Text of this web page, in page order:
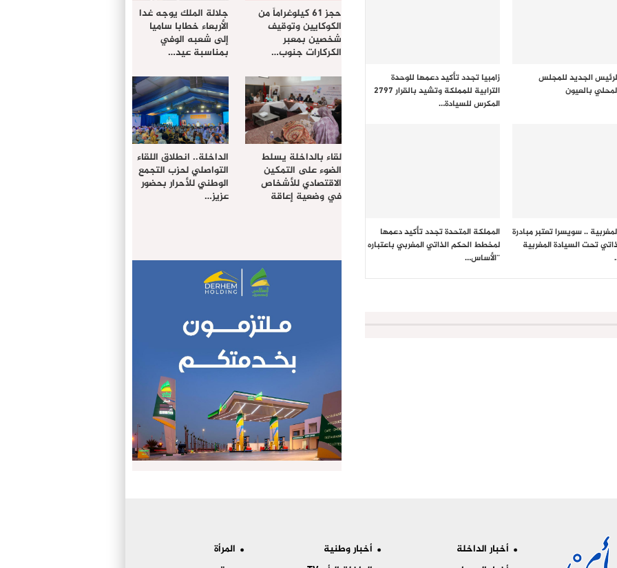
الجديد للمجلس
بالعيون
زامبيا تجدد تأكيد دعمها للوحدة
الترابية للمملكة وتشيد بالقرار 2797
المكرس للسيادة…
.. سويسرا تعتبر مبادرة
تحت السيادة المغربية
المملكة المتحدة تجدد تأكيد دعمها
لمخطط الحكم الذاتي المغربي باعتباره
“الأساس…
حجز 61 كيلوغراماً من
الكوكايين وتوقيف
شخصين بمعبر
الكركارات جنوب…
جلالة الملك يوجه غدا
الأربعاء خطابا ساميا
إلى شعبه الوفي
بمناسبة عيد…
لقاء بالداخلة يسلط
الضوء على التمكين
الاقتصادي للأشخاص
في وضعية إعاقة
الداخلة.. انطلاق اللقاء
التواصلي لحزب التجمع
الوطني للأحرار بحضور
عزيز…
أخبار الداخلة
أخبار وطنية
المرأة